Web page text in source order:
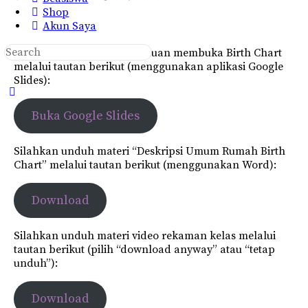
Shop
Akun Saya
Search
for:
search
Silahkan buka materi panduan membuka Birth Chart
melalui tautan berikut (menggunakan aplikasi Google
Slides):
Buka Google Slides
Silahkan unduh materi “Deskripsi Umum Rumah Birth
Chart” melalui tautan berikut (menggunakan Word):
Download
Silahkan unduh materi video rekaman kelas melalui
tautan berikut (pilih “download anyway” atau “tetap
unduh”):
Download